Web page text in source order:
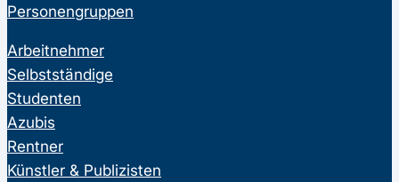
Personengruppen
Arbeitnehmer
Selbstständige
Studenten
Azubis
Rentner
Künstler & Publizisten